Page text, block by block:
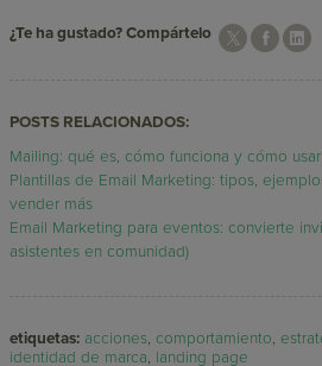
¿Te ha gustado? Compártelo
POSTS RELACIONADOS:
Mailing: qué es, cómo funciona y cómo
Plantillas de Email Marketing: tipos,
vender más
Email Marketing para eventos: convierte
asistentes en comunidad)
etiquetas: acciones,comportamiento,
identidad de marca, landing page